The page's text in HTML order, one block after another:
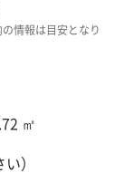
情報は目安となり
㎡
）